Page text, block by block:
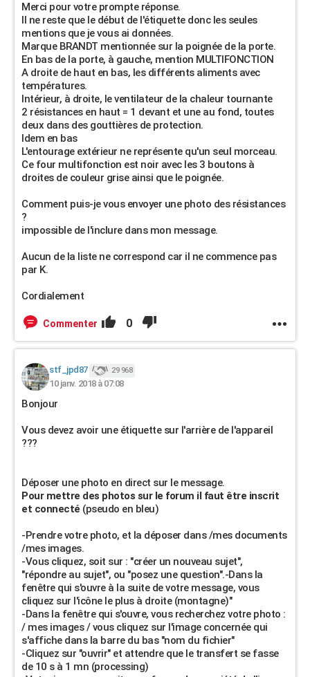
Merci pour votre prompte réponse.
Il ne reste que le début de l'étiquette donc les seules
mentions que je vous ai données.
Marque BRANDT mentionnée sur la poignée de la porte.
En bas de la porte, à gauche, mention MULTIFONCTION
A droite de haut en bas, les différents aliments avec
températures.
Intérieur, à droite, le ventilateur de la chaleur tournante
2 résistances en haut = 1 devant et une au fond, toutes
deux dans des gouttières de protection.
Idem en bas
L'entourage extérieur ne représente qu'un seul morceau.
Ce four multifonction est noir avec les 3 boutons à
droites de couleur grise ainsi que le poignée.
Comment puis-je vous envoyer une photo des résistances
?
impossible de l'inclure dans mon message.
Aucun de la liste ne correspond car il ne commence pas
par K.
Cordialement
Commenter 0
stf_jpd87 29 968
10 janv. 2018 à 07:08
Bonjour
Vous devez avoir une étiquette sur l'arrière de l'appareil
???
Déposer une photo en direct sur le message.
Pour mettre des photos sur le forum il faut être inscrit
et connecté (pseudo en bleu)
-Prendre votre photo, et la déposer dans /mes documents
/mes images.
-Vous cliquez, soit sur : "créer un nouveau sujet",
"répondre au sujet", ou "posez une question".-Dans la
fenêtre qui s'ouvre à la suite de votre message, vous
cliquez sur l'icône le plus à droite (montagne)"
-Dans la fenêtre qui s'ouvre, vous recherchez votre photo :
/ mes images / vous cliquez sur l'image concernée qui
s'affiche dans la barre du bas "nom du fichier"
-Cliquez sur "ouvrir" et attendre que le transfert se fasse
de 10 s à 1 mn (processing)